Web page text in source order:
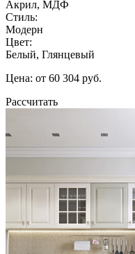
Акрил, МДФ
Стиль:
Модерн
Цвет:
Белый, Глянцевый
Цена: от 60 304 руб.
Рассчитать